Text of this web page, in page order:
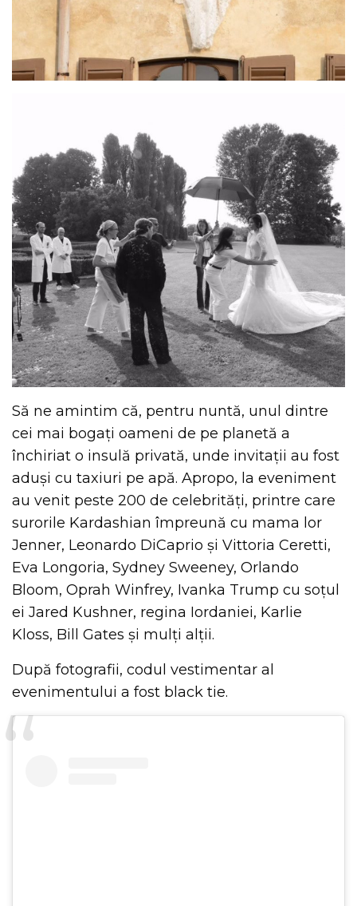
Să ne amintim că, pentru nuntă, unul dintre
cei mai bogați oameni de pe planetă a
închiriat o insulă privată, unde invitații au fost
aduși cu taxiuri pe apă. Apropo, la eveniment
au venit peste 200 de celebrități, printre care
surorile Kardashian împreună cu mama lor
Jenner, Leonardo DiCaprio și Vittoria Ceretti,
Eva Longoria, Sydney Sweeney, Orlando
Bloom, Oprah Winfrey, Ivanka Trump cu soțul
ei Jared Kushner, regina Iordaniei, Karlie
Kloss, Bill Gates și mulți alții.
După fotografii, codul vestimentar al
evenimentului a fost black tie.